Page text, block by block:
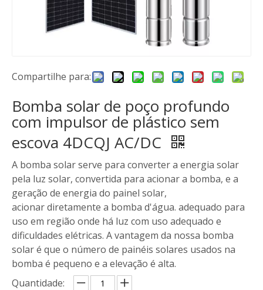
Compartilhe para:
Bomba solar de poço profundo
com impulsor de plástico sem
escova 4DCQJ AC/DC
A bomba solar serve para converter a energia solar
pela luz solar, convertida para acionar a bomba, e a
geração de energia do painel solar,
acionar diretamente a bomba d'água. adequado para
uso em região onde há luz com uso adequado e
dificuldades elétricas. A vantagem da nossa bomba
solar é que o número de painéis solares usados ​​na
bomba é pequeno e a elevação é alta.
Quantidade: